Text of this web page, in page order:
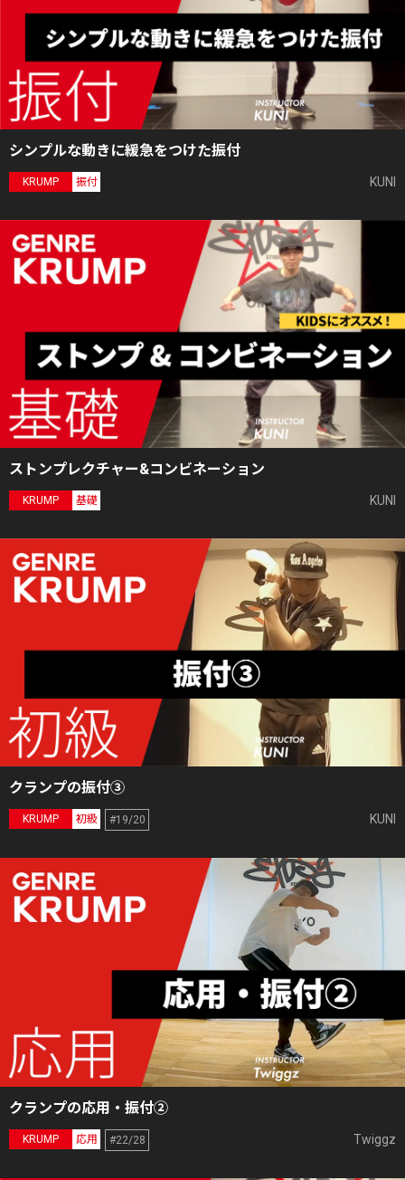
シンプルな動きに緩急をつけた振付
KRUMP 振付 KUNI
ストンプレクチャー&コンビネーション
KRUMP 基礎 KUNI
クランプの振付③
KRUMP 初級 #19/20 KUNI
クランプの応用・振付②
KRUMP 応用 #22/28 Twiggz